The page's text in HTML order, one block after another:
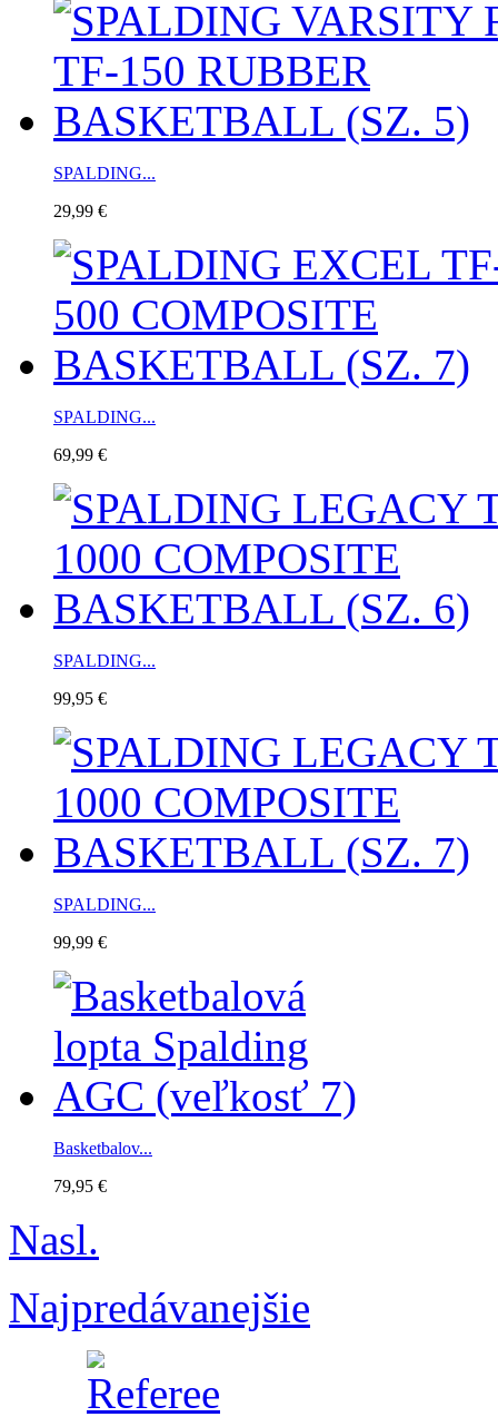
SPALDING...
29,99 €
SPALDING...
69,99 €
SPALDING...
99,95 €
SPALDING...
99,99 €
Basketbalov...
79,95 €
Nasl.
Najpredávanejšie